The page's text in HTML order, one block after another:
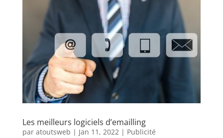
Les meilleurs logiciels d’emailling
par atoutsweb | Jan 11, 2022 | Publicité